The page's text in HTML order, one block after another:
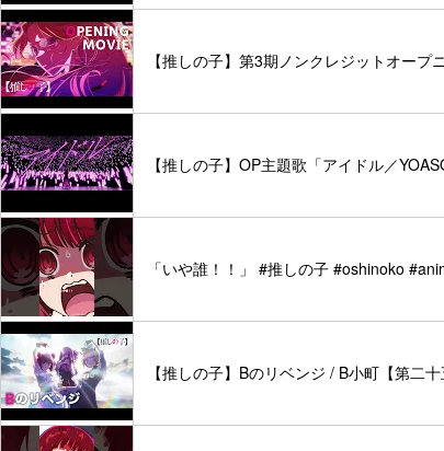
【推しの子】第3期ノンクレジットオープ
【推しの子】OP主題歌「アイドル／
「いや誰！！」 #推しの子 #oshinoko
【推しの子】Bのリベンジ / B小町【第二